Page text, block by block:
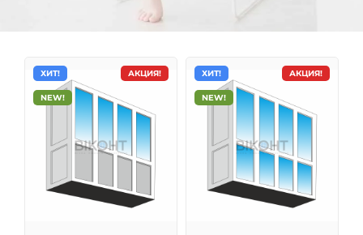
Французские балконы
в Белая Церковь
АКЦИЯ!
ХИТ!
NEW!
АКЦИЯ!
ХИТ!
NEW!